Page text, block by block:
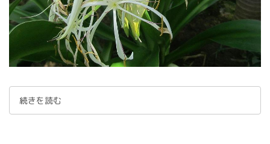
続きを読む